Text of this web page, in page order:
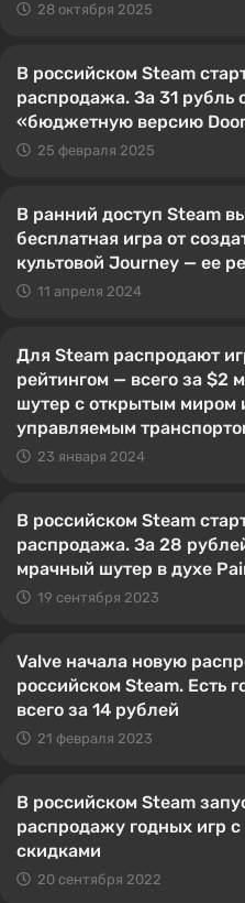
28 октября 2025
В российском Steam
распродажа. За 31 рубль
«бюджетную версию
25 февраля 2025
В ранний доступ Steam
бесплатная игра от
культовой Journey — ее
11 апреля 2024
Для Steam распродают
рейтингом — всего за $2
шутер с открытым миром
управляемым
23 января 2024
В российском Steam
распродажа. За 28
мрачный шутер в духе
19 сентября 2023
Valve начала новую
российском Steam. Есть
всего за 14 рублей
21 февраля 2023
В российском Steam
распродажу годных игр
скидками
20 сентября 2022